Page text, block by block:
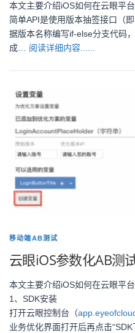
本文主要介绍iOS如何在云眼平
简单API是使用版本抽签接口（
据版本名称编写if-else分支代码
成… 阅读详细内容......
移动端AB测试
云眼iOS参数化AB测
本文主要介绍iOS如何在云眼平
1、SDK安装
打开云眼控制台（
业务优化界面打开后再点击